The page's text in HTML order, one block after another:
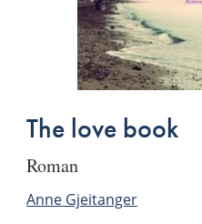
The love book
roman
Anne Gjeitanger